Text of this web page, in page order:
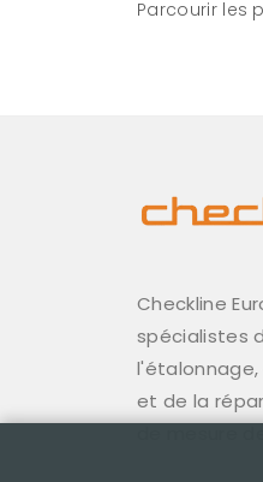
Parcourir les
Checkline
spécialistes
et de la